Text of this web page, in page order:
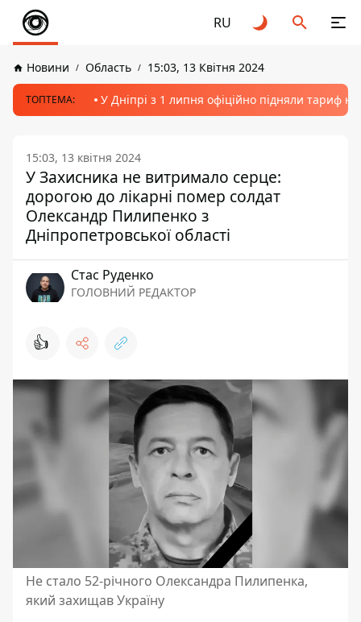
RU
Новини Область 15:03, 13 Квітня 2024
ТОПТЕМА: У Дніпрі з 1 липня офіційно підняли тариф
15:03, 13 квітня 2024
У Захисника не витримало серце:
дорогою до лікарні помер солдат
Олександр Пилипенко з
Дніпропетровської області
Стас Руденко
ГОЛОВНИЙ РЕДАКТОР
👍
Не стало 52-річного Олександра Пилипенка,
який захищав Україну